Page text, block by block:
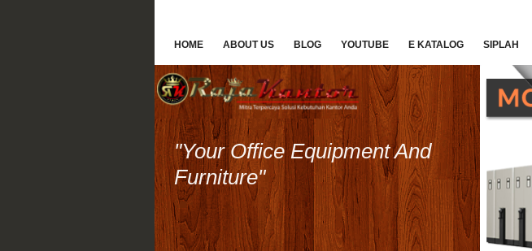
HOME ABOUT US BLOG YOUTUBE E KATALOG SIPLAH
"Your Office Equipment And
Furniture"